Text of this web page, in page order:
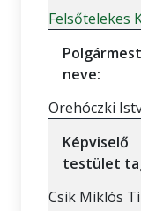
Felsőtelekes
neve:
Orehóczki
Képviselő
testület
Csik Miklós